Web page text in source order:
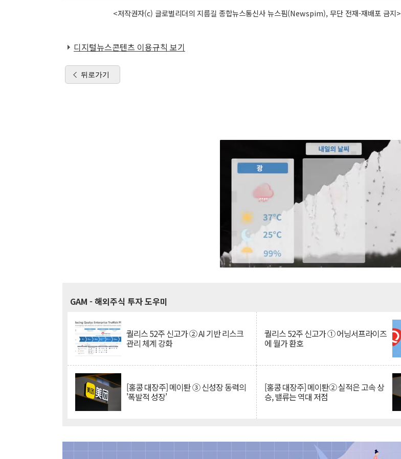
<저작권자(c) 글로벌리더의 지름길 종합뉴스통신사 뉴스핌(Newspim), 무단 전재-재배포 금지>
디지털뉴스콘텐츠 이용규칙 보기
뒤로가기
GAM - 해외주식 투자 도우미
퀄리스 52주 신고가 ② AI 기반 리스크
관리 체계 강화
퀄리스 52주 신고가 ① 어닝서프라이즈
에 월가 환호
[홍콩 대장주] 메이퇀 ③ 신성장 동력의
'폭발적 성장'
[홍콩 대장주] 메이퇀② 실적은 고속 상
승, 밸류는 역대 저점